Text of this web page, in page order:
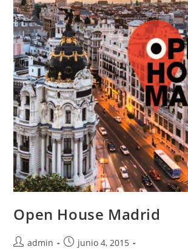
Open House Madrid
admin
junio 4, 2015